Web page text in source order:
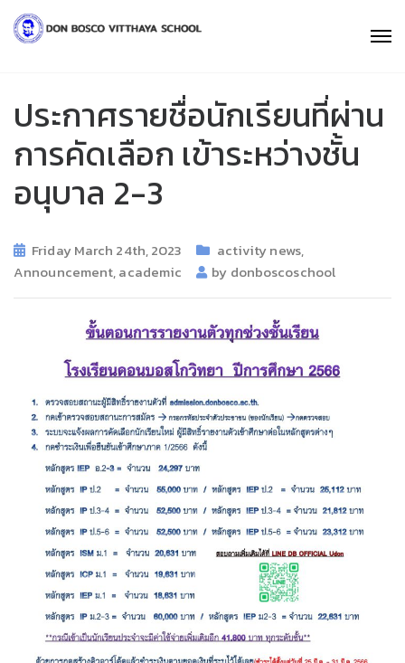
ประกาศรายชื่อนักเรียนที่ผ่าน
การคัดเลือก เข้าระหว่างชั้น
อนุบาล 2-3
Friday March 24th, 2023 activity news,
Announcement,academic by donboscoschool